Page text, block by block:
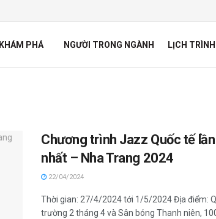
KHÁM PHÁ NGƯỜI TRONG NGÀNH LỊCH TRÌNH
Chương trình Jazz Quốc tế
nhất – Nha Trang 2024
22/04/2024
Thời gian: 27/4/2024 tới 1/5/2024 Địa điểm:
trường 2 tháng 4 và Sân bóng Thanh niên,